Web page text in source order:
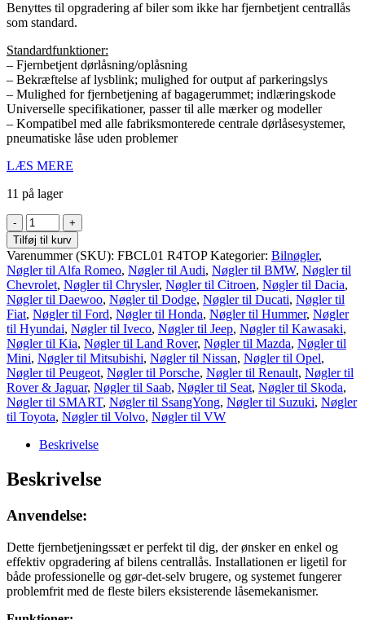
Benyttes til opgradering af biler som ikke har fjernbetjent centrallås
som standard.
Standardfunktioner:
– Fjernbetjent dørlåsning/oplåsning
– Bekræftelse af lysblink; mulighed for output af parkeringslys
– Mulighed for fjernbetjening af bagagerummet; indlæringskode
Universelle specifikationer, passer til alle mærker og modeller
– Kompatibel med alle fabriksmonterede centrale dørlåsesystemer,
pneumatiske låse uden problemer
LÆS MERE
11 på lager
Fjernbetjeningssæt
inkl.
2
stk
fjernbetjeninger
til
eftermontage.
antal
Tilføj til kurv
Varenummer (SKU): FBCL01 R4TOP Kategorier: Bilnøgler,
Nøgler til Alfa Romeo, Nøgler til Audi, Nøgler til BMW, Nøgler til
Chevrolet, Nøgler til Chrysler, Nøgler til Citroen, Nøgler til Dacia,
Nøgler til Daewoo, Nøgler til Dodge, Nøgler til Ducati, Nøgler til
Fiat, Nøgler til Ford, Nøgler til Honda, Nøgler til Hummer, Nøgler
til Hyundai, Nøgler til Iveco, Nøgler til Jeep, Nøgler til Kawasaki,
Nøgler til Kia, Nøgler til Land Rover, Nøgler til Mazda, Nøgler til
Mini, Nøgler til Mitsubishi, Nøgler til Nissan, Nøgler til Opel,
Nøgler til Peugeot, Nøgler til Porsche, Nøgler til Renault, Nøgler til
Rover & Jaguar, Nøgler til Saab, Nøgler til Seat, Nøgler til Skoda,
Nøgler til SMART, Nøgler til SsangYong, Nøgler til Suzuki, Nøgler
til Toyota, Nøgler til Volvo, Nøgler til VW
Beskrivelse
Beskrivelse
Anvendelse:
Dette fjernbetjeningssæt er perfekt til dig, der ønsker en enkel og
effektiv opgradering af bilens centrallås. Installationen er ligetil for
både professionelle og gør‑det‑selv brugere, og systemet fungerer
problemfrit med de fleste bilers eksisterende låsemekanismer.